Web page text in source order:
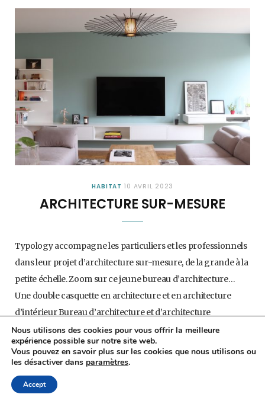
HABITAT 10 AVRIL 2023
ARCHITECTURE SUR-MESURE
Typology accompagne les particuliers et les professionnels
dans leur projet d’architecture sur-mesure, de la grande à la
petite échelle. Zoom sur ce jeune bureau d’architecture…
Une double casquette en architecture et en architecture
d’intérieur Bureau d’architecture et d’architecture
d’intérieur, Typology est le fruit de la rencontre de deux
amis. Maxime Cerutti est architecte d’intérieur tandis que
Valentine Pillet est architecte. C’est à Carouge, aux portes de
Genève, que les deux compères se retrouvent. Ensemble, ils
entreprennent la rénovation d’une maison classée dans la
Nous utilisons des cookies pour vous offrir la meilleure
expérience possible sur notre site web.
Vous pouvez en savoir plus sur les cookies que nous utilisons ou
les désactiver dans paramètres.
Accept